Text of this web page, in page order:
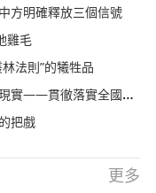
方明確釋放三個信號
雞毛
法則”的犧牲品
貫徹落實全國兩會精神
把戲
更多